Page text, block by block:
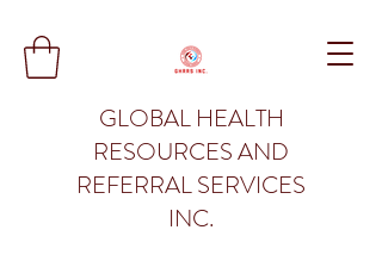
GLOBAL HEALTH
RESOURCES AND
REFERRAL SERVICES
INC.